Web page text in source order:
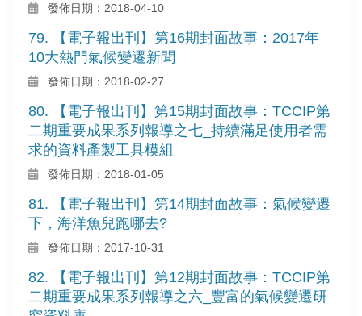
發佈日期：2018-04-10
79. 【電子報出刊】第16期封面故事：2017年
10大熱門氣候變遷新聞
發佈日期：2018-02-27
80. 【電子報出刊】第15期封面故事：TCCIP第
二期重要成果系列報導之七_持續滿足使用者需
求的資料產製工具模組
發佈日期：2018-01-05
81. 【電子報出刊】第14期封面故事：氣候變遷
下，海洋魚兒跑哪去?
發佈日期：2017-10-31
82. 【電子報出刊】第12期封面故事：TCCIP第
二期重要成果系列報導之六_豐富的氣候變遷研